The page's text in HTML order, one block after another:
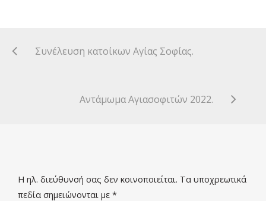
Συνέλευση κατοίκων Αγίας Σοφίας.
Αντάμωμα Αγιασοφιτών 2022.
Η ηλ. διεύθυνσή σας δεν κοινοποιείται. Τα υποχρεωτικά
πεδία σημειώνονται με *